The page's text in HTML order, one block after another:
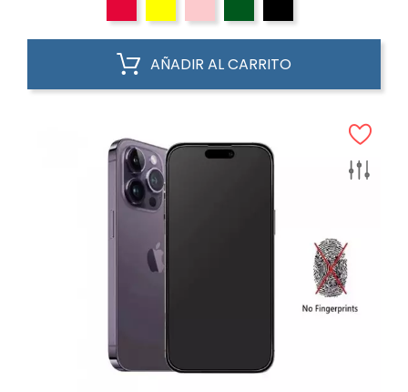
AÑADIR AL CARRITO